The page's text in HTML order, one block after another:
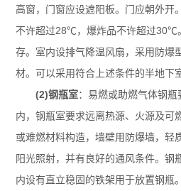
高窗，门窗应设遮阳板。门应朝外开
不许超过28℃，爆炸品不许超过30℃
存。室内设排气降温风扇，采用防爆
材。可以采用符合上述条件的半地下
(2)钢瓶室：易燃或助燃气体钢
内，钢瓶室要求远离热源、火源及可
或难燃材料构造，墙壁用防爆墙，轻
阳光照射，并有良好的通风条件。钢
内设有直立稳固的铁架用于放置钢瓶。